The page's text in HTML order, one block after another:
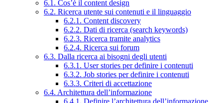
6.1. Cos’è il content design
6.2. Ricerca utente sui contenuti e il linguaggio
6.2.1. Content discovery
6.2.2. Dati di ricerca (search keywords)
6.2.3. Ricerca tramite analytics
6.2.4. Ricerca sui forum
6.3. Dalla ricerca ai bisogni degli utenti
6.3.1. User stories per definire i contenuti
6.3.2. Job stories per definire i contenuti
6.3.3. Criteri di accettazione
6.4. Architettura dell’informazione
6.4.1. Definire l’architettura dell’informazione